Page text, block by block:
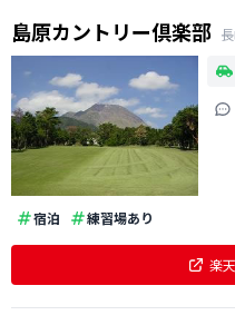
島原カントリー倶楽部
宿泊 練習場あり
楽